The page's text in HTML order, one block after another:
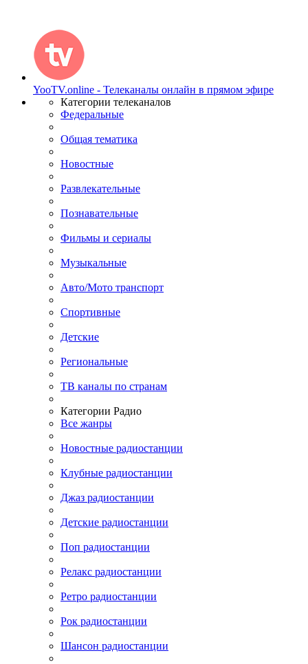
YooTV.online - Телеканалы онлайн в прямом эфире
Категории телеканалов
Федеральные
Общая тематика
Новостные
Развлекательные
Познавательные
Фильмы и сериалы
Музыкальные
Авто/Мото транспорт
Спортивные
Детские
Региональные
ТВ каналы по странам
Категории Радио
Все жанры
Новостные радиостанции
Клубные радиостанции
Джаз радиостанции
Детские радиостанции
Поп радиостанции
Релакс радиостанции
Ретро радиостанции
Рок радиостанции
Шансон радиостанции